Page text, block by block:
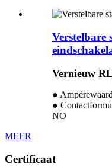
Verstelbare
Vernieuw
●
●
NO
MEER
Certificaat